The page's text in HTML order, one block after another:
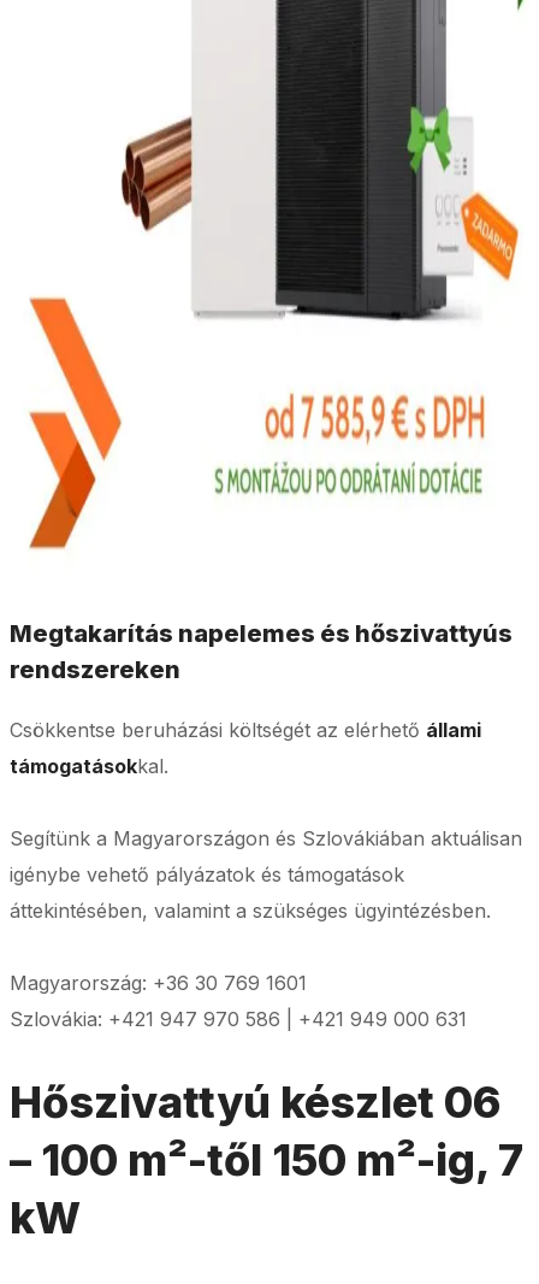
Megtakarítás napelemes és hőszivattyús
rendszereken
Csökkentse beruházási költségét az elérhető állami
támogatásokkal.
Segítünk a Magyarországon és Szlovákiában aktuálisan
igénybe vehető pályázatok és támogatások
áttekintésében, valamint a szükséges ügyintézésben.
Magyarország: +36 30 769 1601
Szlovákia: +421 947 970 586 | +421 949 000 631
Hőszivattyú készlet 06
– 100 m²-től 150 m²-ig, 7
kW